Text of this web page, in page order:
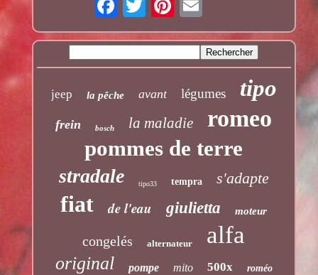
jeep la pêche avant légumes tipo
frein bosch la maladie romeo
pommes de terre
stradale tipo33 tempra s'adapte
fiat de l'eau giulietta moteur
congelés alternateur alfa
original pompe mito 500x roméo